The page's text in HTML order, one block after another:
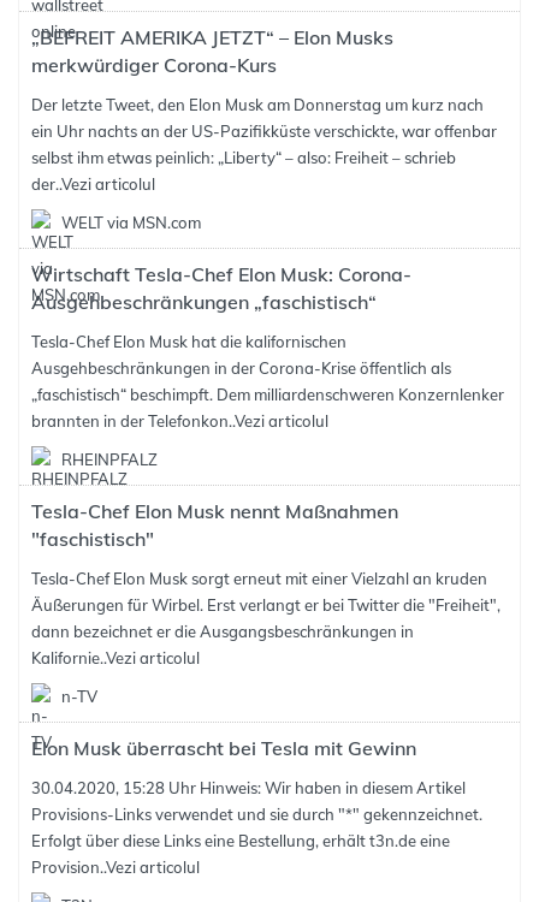
„BEFREIT AMERIKA JETZT“ – Elon Musks
merkwürdiger Corona-Kurs
Der letzte Tweet, den Elon Musk am Donnerstag um kurz nach
ein Uhr nachts an der US-Pazifikküste verschickte, war offenbar
selbst ihm etwas peinlich: „Liberty“ – also: Freiheit – schrieb
der..Vezi articolul
WELT via MSN.com
Wirtschaft Tesla-Chef Elon Musk: Corona-
Ausgehbeschränkungen „faschistisch“
Tesla-Chef Elon Musk hat die kalifornischen
Ausgehbeschränkungen in der Corona-Krise öffentlich als
„faschistisch“ beschimpft. Dem milliardenschweren Konzernlenker
brannten in der Telefonkon..Vezi articolul
RHEINPFALZ
Tesla-Chef Elon Musk nennt Maßnahmen
"faschistisch"
Tesla-Chef Elon Musk sorgt erneut mit einer Vielzahl an kruden
Äußerungen für Wirbel. Erst verlangt er bei Twitter die "Freiheit",
dann bezeichnet er die Ausgangsbeschränkungen in
Kalifornie..Vezi articolul
n-TV
Elon Musk überrascht bei Tesla mit Gewinn
30.04.2020, 15:28 Uhr Hinweis: Wir haben in diesem Artikel
Provisions-Links verwendet und sie durch "*" gekennzeichnet.
Erfolgt über diese Links eine Bestellung, erhält t3n.de eine
Provision..Vezi articolul